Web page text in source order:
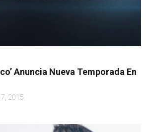
Anuncia Nueva Temporada En
2015